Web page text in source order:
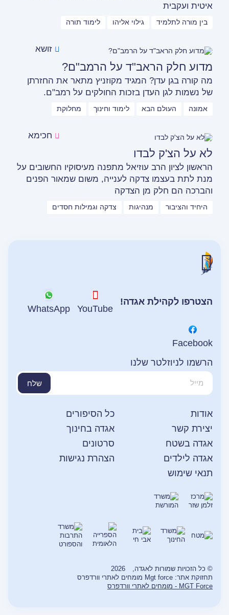
איטית ועקבית
בין מורה לתלמיד גילוי אליהו לימוד תורה
זושא
מדוע חלק הראב"ד על הרמב"ם?
מה קורה בגן עדן? המגיד מקוזניץ מתאר את החזרתן
של נשמות לגן העדן בזכות החולקים על רמב"ם.
אמונה העולם הבא לימוד וחינוך מחלוקת
חכימא
לא על הצ'ק לבדו
הראשון לציון הרב עוזיאל מתפנה מעיסוקיו החשובים על
מנת לתת בעצמו צדקה לענייה, משום שמאור הפנים
והברכה הם חלק מן הצדקה
היחיד והציבור מנהיגות צדקה וגמילות חסדים
הצטרפו לקהילת אגדה!
YouTube
WhatsApp
Facebook
הרשמו לניוזלטר שלנו
שלח
אודות
כל הסיפורים
יצירת קשר
הצהרת נגישות
אגדה בחינוך
אגדה בשטח
תנאי שימוש
סרטונים
אגדה לילדים
© כל הזכויות שמורות לאגדה,
2026
תחזוקת אתר: Mgt force מומחים לאתרי וורדפרס
MGT Force - מומחים לאתרי וורדפרס